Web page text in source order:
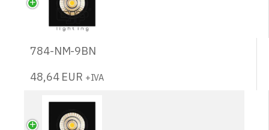
784-NM-9BN
48,64 EUR +IVA